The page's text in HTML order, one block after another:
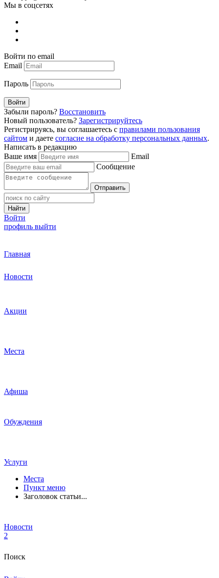
Мы в соцсетях
Войти по email
Email
Пароль
Войти
Забыли пароль? Восстановить
Новый пользователь? Зарегистрируйтесь
Регистрируясь, вы соглашаетесь с правилами пользования
сайтом и даете согласие на обработку персональных данных.
Написать в редакцию
Ваше имя
Email
Сообщение
Отправить
Найти
Войти
профиль выйти
Главная
Новости
Акции
Места
Афиша
Обуждения
Услуги
Места
Пункт меню
Заголовок статьи...
Новости
2
Поиск